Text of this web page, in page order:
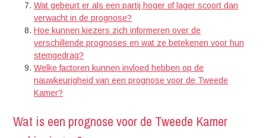
Wat gebeurt er als een partij hoger of lager scoort dan
verwacht in de prognose?
Hoe kunnen kiezers zich informeren over de
verschillende prognoses en wat ze betekenen voor hun
stemgedrag?
Welke factoren kunnen invloed hebben op de
nauwkeurigheid van een prognose voor de Tweede
Kamer?
Wat is een prognose voor de Tweede Kamer